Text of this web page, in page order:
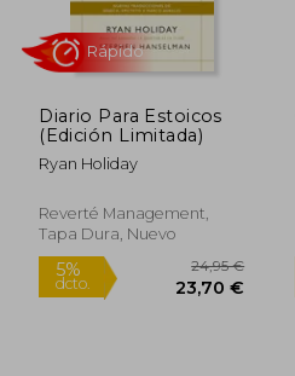
Diario Para Estoicos
(Edición Limitada)
Ryan Holiday
Reverté Management,
Tapa Dura, Nuevo